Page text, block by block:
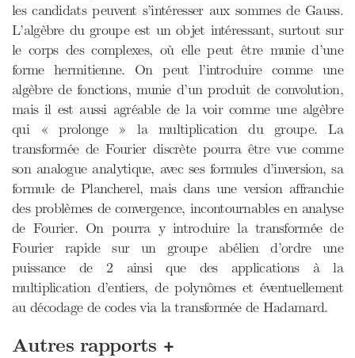
les candidats peuvent s’intéresser aux sommes de Gauss.
L’algèbre du groupe est un objet intéressant, surtout sur
le corps des complexes, où elle peut être munie d’une
forme hermitienne. On peut l’introduire comme une
algèbre de fonctions, munie d’un produit de convolution,
mais il est aussi agréable de la voir comme une algèbre
qui « prolonge » la multiplication du groupe. La
transformée de Fourier discrète pourra être vue comme
son analogue analytique, avec ses formules d’inversion, sa
formule de Plancherel, mais dans une version affranchie
des problèmes de convergence, incontournables en analyse
de Fourier. On pourra y introduire la transformée de
Fourier rapide sur un groupe abélien d’ordre une
puissance de 2 ainsi que des applications à la
multiplication d’entiers, de polynômes et éventuellement
au décodage de codes via la transformée de Hadamard.
Autres rapports +